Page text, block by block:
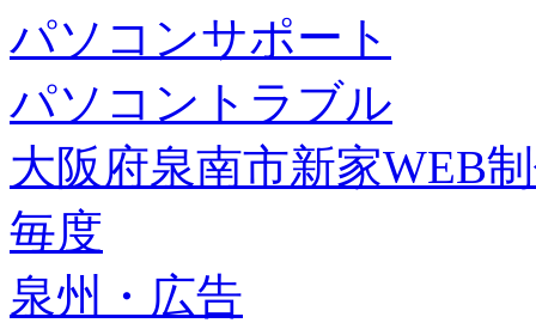
パソコンサポート
パソコントラブル
大阪府泉南市新家WEB
毎度
泉州・広告